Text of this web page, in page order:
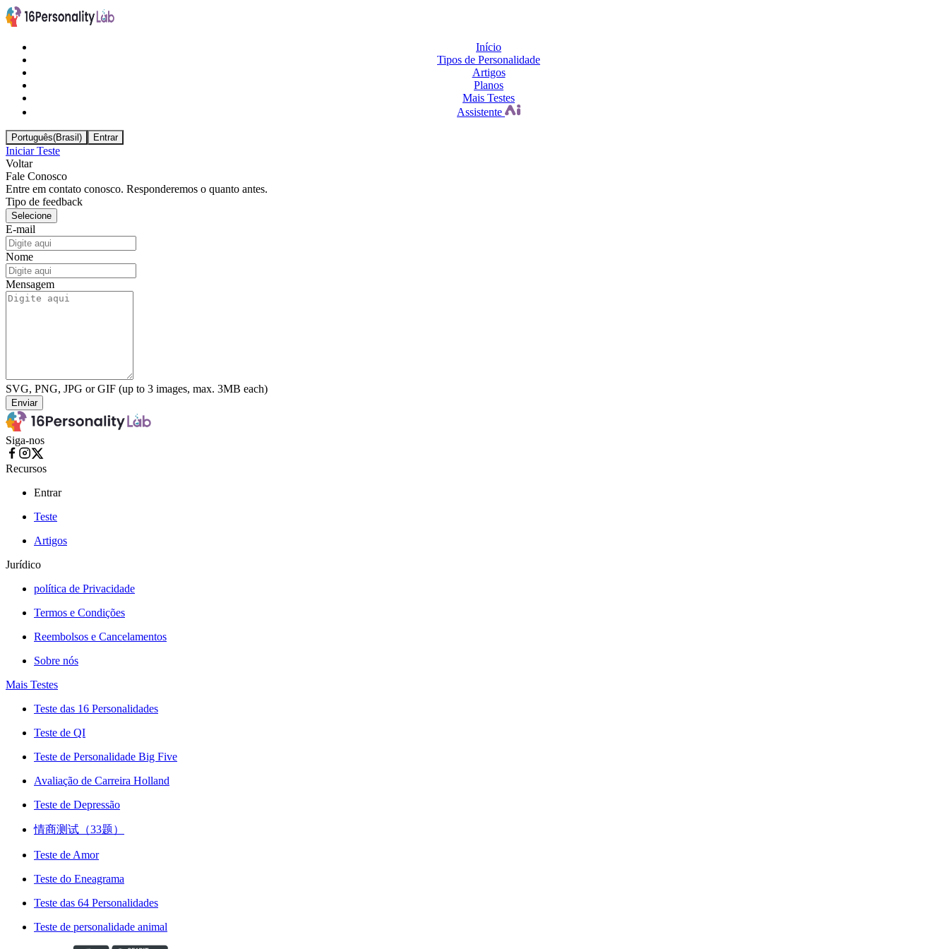
Início
Tipos de Personalidade
Artigos
Planos
Mais Testes
Assistente
Português(Brasil) Entrar
Iniciar Teste
Voltar
Fale Conosco
Entre em contato conosco. Responderemos o quanto antes.
Tipo de feedback
Selecione
E-mail
Nome
Mensagem
SVG, PNG, JPG or GIF (up to 3 images, max. 3MB each)
Enviar
Siga-nos
Recursos
Entrar
Teste
Artigos
Jurídico
política de Privacidade
Termos e Condições
Reembolsos e Cancelamentos
Sobre nós
Mais Testes
Teste das 16 Personalidades
Teste de QI
Teste de Personalidade Big Five
Avaliação de Carreira Holland
Teste de Depressão
情商测试（33题）
Teste de Amor
Teste do Eneagrama
Teste das 64 Personalidades
Teste de personalidade animal